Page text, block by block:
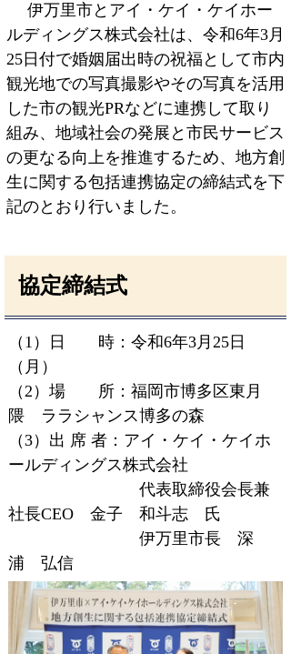
伊万里市とアイ・ケイ・ケイホー
ルディングス株式会社は、 令和6年3月
25日付で婚姻届出時の祝福として市内
観光地での写真撮影やその写真を活用
した市の観光PRなどに連携して取り
組み、地域社会の発展と市民サービス
の更なる向上を推進するため、地方創
生に関する包括連携協定の締結式を下
記のとおり行いました。
協定締結式
（1）日 時：令和6年3月25日
（月）
（2）場 所：福岡市博多区東月
隈 ララシャンス博多の森
（3）出 席 者：アイ・ケイ・ケイホ
ールディングス株式会社
代表取締役会長兼
社長CEO 金子 和斗志 氏
伊万里市長 深
浦 弘信